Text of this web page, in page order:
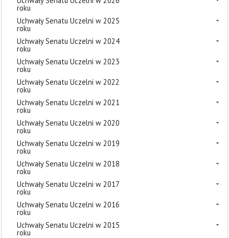
roku
Uchwały Senatu Uczelni w 2025
roku
Uchwały Senatu Uczelni w 2024
roku
Uchwały Senatu Uczelni w 2023
roku
Uchwały Senatu Uczelni w 2022
roku
Uchwały Senatu Uczelni w 2021
roku
Uchwały Senatu Uczelni w 2020
roku
Uchwały Senatu Uczelni w 2019
roku
Uchwały Senatu Uczelni w 2018
roku
Uchwały Senatu Uczelni w 2017
roku
Uchwały Senatu Uczelni w 2016
roku
Uchwały Senatu Uczelni w 2015
roku